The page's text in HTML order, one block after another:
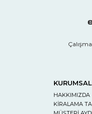
KURUMSAL
HAKKIMIZDA
KİRALAMA